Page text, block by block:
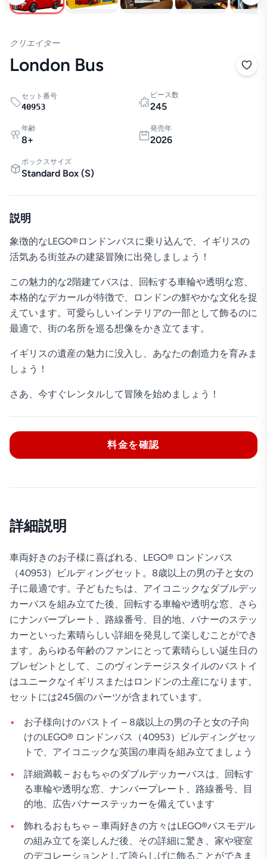
クリエイター
London Bus
セット番号
40953
ピース数
245
年齢
8+
発売年
2026
ボックスサイズ
Standard Box (S)
説明
象徴的なLEGO®ロンドンバスに乗り込んで、イギリスの
活気ある街並みの建築冒険に出発しましょう！
この魅力的な2階建てバスは、回転する車輪や透明な窓、
本格的なデカールが特徴で、ロンドンの鮮やかな文化を捉
えています。可愛らしいインテリアの一部として飾るのに
最適で、街の名所を巡る想像をかき立てます。
イギリスの遺産の魅力に没入し、あなたの創造力を育みま
しょう！
さあ、今すぐレンタルして冒険を始めましょう！
料金を確認
詳細説明
車両好きのお子様に喜ばれる、LEGO® ロンドンバス
（40953）ビルディングセット。8歳以上の男の子と女の
子に最適です。子どもたちは、アイコニックなダブルデッ
カーバスを組み立てた後、回転する車輪や透明な窓、さら
にナンバープレート、路線番号、目的地、バナーのステッ
カーといった素晴らしい詳細を発見して楽しむことができ
ます。あらゆる年齢のファンにとって素晴らしい誕生日の
プレゼントとして、このヴィンテージスタイルのバストイ
はユニークなイギリスまたはロンドンの土産になります。
セットには245個のパーツが含まれています。
お子様向けのバストイ – 8歳以上の男の子と女の子向
けのLEGO® ロンドンバス（40953）ビルディングセッ
トで、アイコニックな英国の車両を組み立てましょう
詳細満載 – おもちゃのダブルデッカーバスは、回転す
る車輪や透明な窓、ナンバープレート、路線番号、目
的地、広告バナーステッカーを備えています
飾れるおもちゃ – 車両好きの方々はLEGO®バスモデル
の組み立てを楽しんだ後、その詳細に驚き、家や寝室
のデコレーションとして誇らしげに飾ることができま